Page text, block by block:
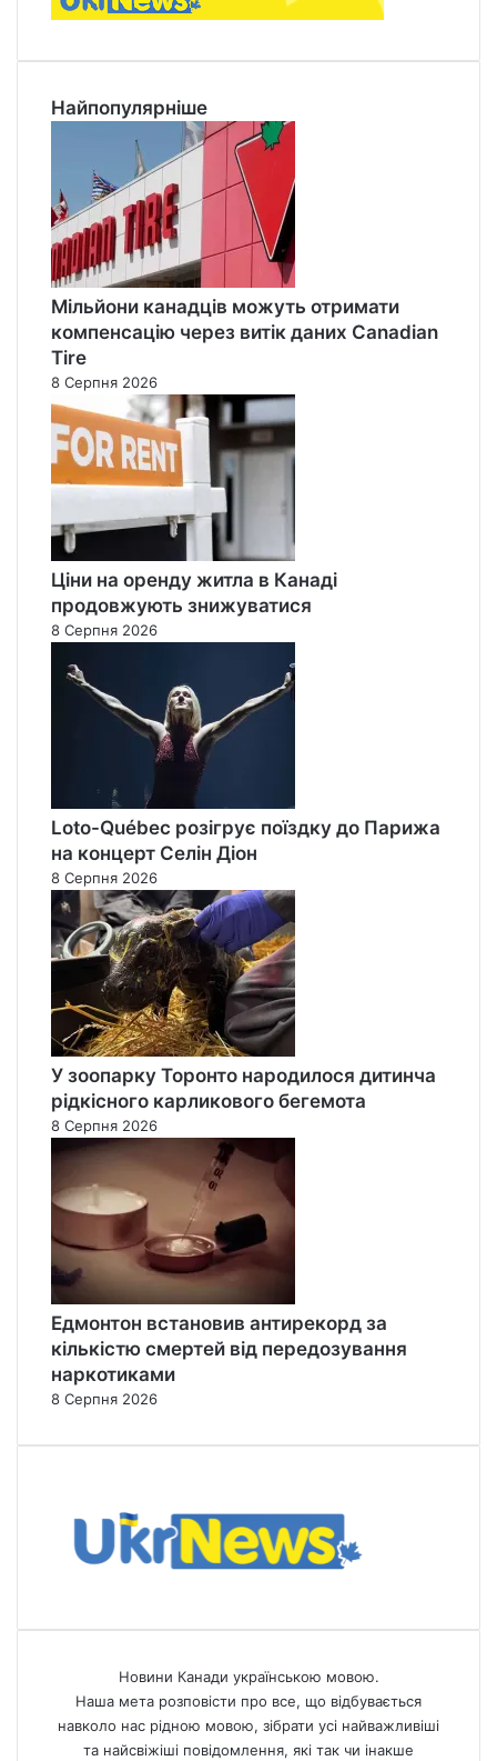
Найпопулярніше
Мільйони канадців можуть отримати
компенсацію через витік даних Canadian
Tire
8 Серпня 2026
Ціни на оренду житла в Канаді
продовжують знижуватися
8 Серпня 2026
Loto-Québec розігрує поїздку до Парижа
на концерт Селін Діон
8 Серпня 2026
У зоопарку Торонто народилося дитинча
рідкісного карликового бегемота
8 Серпня 2026
Едмонтон встановив антирекорд за
кількістю смертей від передозування
наркотиками
8 Серпня 2026
Новини Канади українською мовою.
Наша мета розповісти про все, що відбувається
навколо нас рідною мовою, зібрати усі найважливіші
та найсвіжіші повідомлення, які так чи інакше